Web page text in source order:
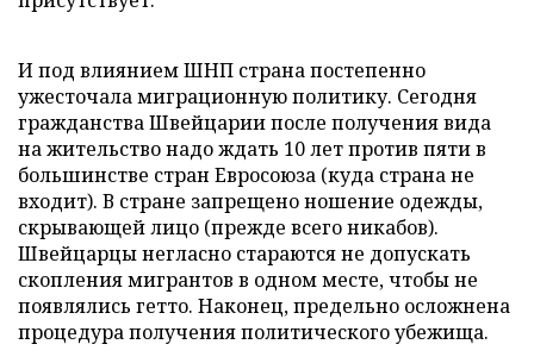
И под влиянием ШНП страна постепенно
ужесточала миграционную политику. Сегодня
гражданства Швейцарии после получения вида
на жительство надо ждать 10 лет против пяти в
большинстве стран Евросоюза (куда страна не
входит). В стране запрещено ношение одежды,
скрывающей лицо (прежде всего никабов).
Швейцарцы негласно стараются не допускать
скопления мигрантов в одном месте, чтобы не
появлялись гетто. Наконец, предельно осложнена
процедура получения политического убежища.